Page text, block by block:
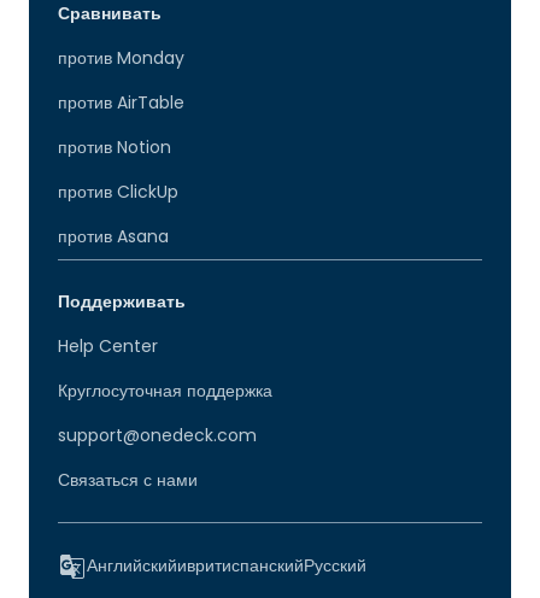
Сравнивать
против Monday
против AirTable
против Notion
против ClickUp
против Asana
Поддерживать
Help Center
Круглосуточная поддержка
support@onedeck.com
Связаться с нами
АнглийскийивритиспанскийРусский